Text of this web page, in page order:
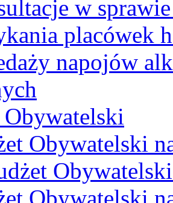
w
placówek
napojów
Obywatelski